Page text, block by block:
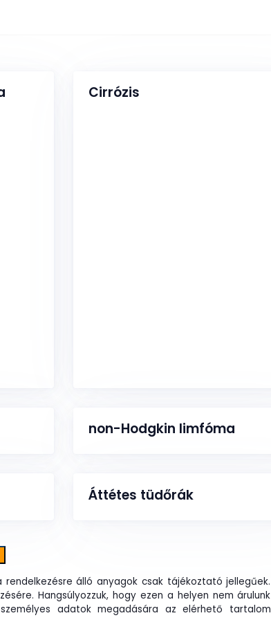
Cirrózis
non-Hodgkin limfóma
Áttétes tüdőrák
álló anyagok csak tájékoztató jellegűek.
Hangsúlyozzuk, hogy ezen a helyen nem árulunk
adatok megadására az elérhető tartalom